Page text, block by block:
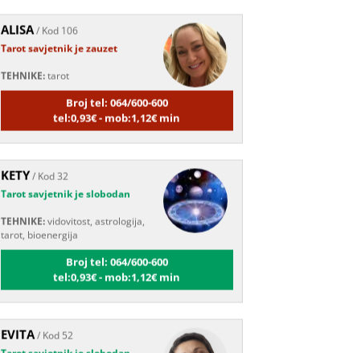
/ Kod 106
Tarot savjetnik je zauzet
TEHNIKE:tarot
Broj tel: 064/600-600
tel:0,93€ - mob:1,12€ min
/ Kod 32
Tarot savjetnik je slobodan
TEHNIKE:vidovitost, astrologija,
tarot, bioenergija
Broj tel: 064/600-600
tel:0,93€ - mob:1,12€ min
/ Kod 52
Tarot savjetnik je slobodan